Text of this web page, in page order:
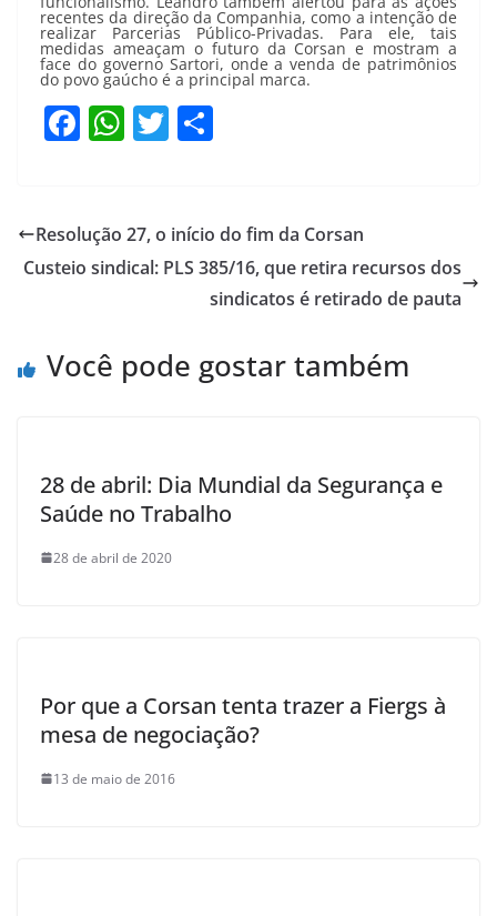
recentes da direção da Companhia, como a intenção de
realizar Parcerias Público-Privadas. Para ele, tais
medidas ameaçam o futuro da Corsan e mostram a
face do governo Sartori, onde a venda de patrimônios
do povo gaúcho é a principal marca.
F
e
b
k
W
s
A
T
er e
Resolução 27, o início do fim da Corsan
Custeio sindical: PLS 385/16, que retira recursos dos
sindicatos é retirado de pauta
Você pode gostar também
28 de abril: Dia Mundial da Segurança e
Saúde no Trabalho
28 de abril de 2020
Por que a Corsan tenta trazer a Fiergs à
mesa de negociação?
13 de maio de 2016